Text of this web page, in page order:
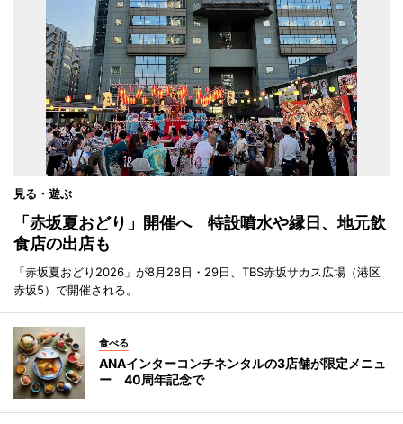
見る・遊ぶ
「赤坂夏おどり」開催へ 特設噴水や縁日、地元飲
食店の出店も
「赤坂夏おどり2026」が8月28日・29日、TBS赤坂サカス広場（港区
赤坂5）で開催される。
食べる
ANAインターコンチネンタルの3店舗が限定メニュ
ー 40周年記念で